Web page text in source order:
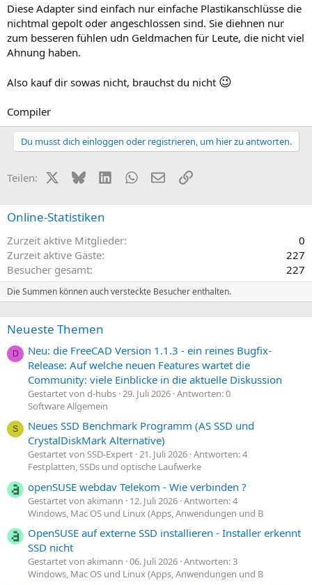
Diese Adapter sind einfach nur einfache Plastikanschlüsse die
nichtmal gepolt oder angeschlossen sind. Sie diehnen nur
zum besseren fühlen udn Geldmachen für Leute, die nicht viel
Ahnung haben.
Also kauf dir sowas nicht, brauchst du nicht 😉
Compiler
Du musst dich einloggen oder registrieren, um hier zu antworten.
Teilen: X (Twitter)
BlueskyLinkedInWhatsApp
E-MailLink
Online-Statistiken
Zurzeit aktive Mitglieder
0
Zurzeit aktive Gäste
227
Besucher gesamt
227
Die Summen können auch versteckte Besucher enthalten.
Neueste Themen
D
Neu: die FreeCAD Version 1.1.3 - ein reines Bugfix-
Release: Auf welche neuen Features wartet die
Community: viele Einblicke in die aktuelle Diskussion
Gestartet von d-hubs 29. Juli 2026 Antworten: 0
Software Allgemein
S
Neues SSD Benchmark Programm (AS SSD und
CrystalDiskMark Alternative)
Gestartet von SSD-Expert 21. Juli 2026 Antworten: 4
Festplatten, SSDs und optische Laufwerke
openSUSE webdav Telekom - Wie verbinden ?
Gestartet von akimann 12. Juli 2026 Antworten: 4
Windows, Mac OS und Linux (Apps, Anwendungen und B
OpenSUSE auf externe SSD installieren - Installer erkennt
SSD nicht
Gestartet von akimann 06. Juli 2026 Antworten: 3
Windows, Mac OS und Linux (Apps, Anwendungen und B